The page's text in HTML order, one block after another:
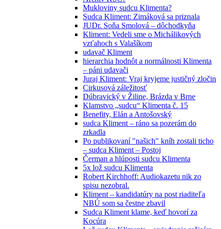
Mukloviny sudcu Klimenta?
Sudca Kliment: Zimáková sa priznala
JUDr. Soňa Smolová – dôchodkyňa
Kliment: Vedeli sme o Michálikových
vzťahoch s Valašíkom
udavač Kliment
hierarchia hodnôt a normálnosti Klimenta
– páni udavači
Juraj Kliment: Vraj kryjeme justičný zločin
Cirkusová záležitosť
Dúbravický v Žiline, Brázda v Brne
Klamstvo „sudcu“ Klimenta č. 15
Benefity, Elán a Antošovský
sudca Kliment – ráno sa pozerám do
zrkadla
Po publikovaní "našich" kníh zostali ticho
– sudca Kliment – Postoj
Čerman a hlúposti sudcu Klimenta
5x lož sudcu Klimenta
Robert Kirchhoff: Audiokazetu nik zo
spisu nezobral.
Kliment – kandidatúry na post riaditeľa
NBÚ som sa čestne zbavil
Sudca Kliment klame, keď hovorí za
Kocúra